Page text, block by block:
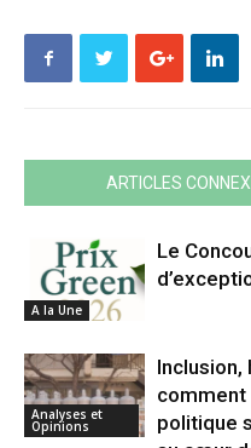
ARTICLES
A la Une
Le
Analyses et
Opinions
Inclusion,
comment
politique